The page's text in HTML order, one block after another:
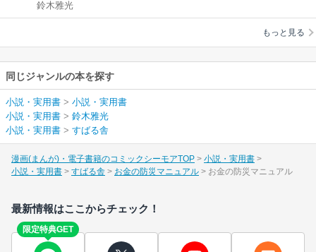
ル
鈴木雅光
もっと見る
同じジャンルの本を探す
小説・実用書 > 小説・実用書
小説・実用書 > 鈴木雅光
小説・実用書 > すばる舎
漫画(まんが)・電子書籍のコミックシーモアTOP
小説・実用書
小説・実用書
すばる舎 お金の防災マニュアル お金の防災マニュアル
最新情報はここからチェック！
限定特典GET